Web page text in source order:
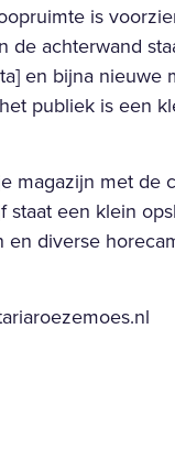
is
de achterwand
en bijna nieuwe
publiek is een
magazijn met de
staat een klein
diverse